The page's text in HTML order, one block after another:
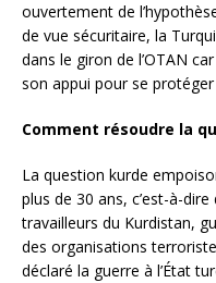
ouvertement de
de vue sécuritaire, la
dans le giron de l’OTAN
son appui pour se protéger
Comment résoudre la
La question kurde
plus de 30 ans, c’est-à-
travailleurs du Kurdistan,
des organisations
déclaré la guerre à l’État